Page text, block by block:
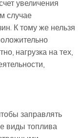
увеличения
случае
К тому же нельзя
нагрузка на тех,
заправлять
виды топлива